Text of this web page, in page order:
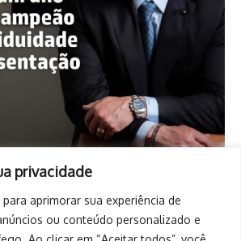
privacidade
aprimorar sua experiência de
ou conteúdo personalizado e